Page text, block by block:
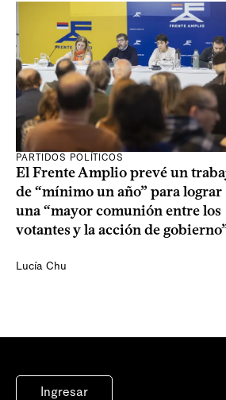
PARTIDOS POLÍTICOS
El Frente Amplio prevé un
de “mínimo un año” para lograr
una “mayor comunión entre los
votantes y la acción de
Lucía Chu
Ingresar